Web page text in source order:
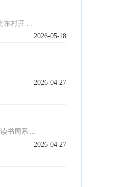
东村开 ...
2026-05-18
2026-04-27
书周系 ...
2026-04-27